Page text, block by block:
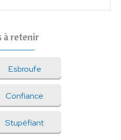
à retenir
Esbroufe
Confiance
Stupéfiant